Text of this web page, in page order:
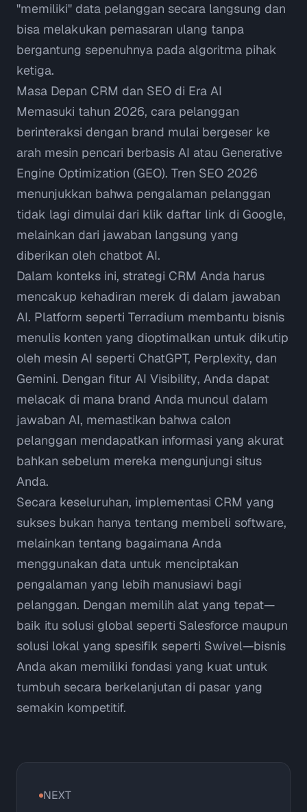
"memiliki" data pelanggan secara langsung dan
bisa melakukan pemasaran ulang tanpa
bergantung sepenuhnya pada algoritma pihak
ketiga.
Masa Depan CRM dan SEO di Era AI
Memasuki tahun 2026, cara pelanggan
berinteraksi dengan brand mulai bergeser ke
arah mesin pencari berbasis AI atau Generative
Engine Optimization (GEO). Tren SEO 2026
menunjukkan bahwa pengalaman pelanggan
tidak lagi dimulai dari klik daftar link di Google,
melainkan dari jawaban langsung yang
diberikan oleh chatbot AI.
Dalam konteks ini, strategi CRM Anda harus
mencakup kehadiran merek di dalam jawaban
AI. Platform seperti Terradium membantu bisnis
menulis konten yang dioptimalkan untuk dikutip
oleh mesin AI seperti ChatGPT, Perplexity, dan
Gemini. Dengan fitur AI Visibility, Anda dapat
melacak di mana brand Anda muncul dalam
jawaban AI, memastikan bahwa calon
pelanggan mendapatkan informasi yang akurat
bahkan sebelum mereka mengunjungi situs
Anda.
Secara keseluruhan, implementasi CRM yang
sukses bukan hanya tentang membeli software,
melainkan tentang bagaimana Anda
menggunakan data untuk menciptakan
pengalaman yang lebih manusiawi bagi
pelanggan. Dengan memilih alat yang tepat—
baik itu solusi global seperti Salesforce maupun
solusi lokal yang spesifik seperti Swivel—bisnis
Anda akan memiliki fondasi yang kuat untuk
tumbuh secara berkelanjutan di pasar yang
semakin kompetitif.
NEXT